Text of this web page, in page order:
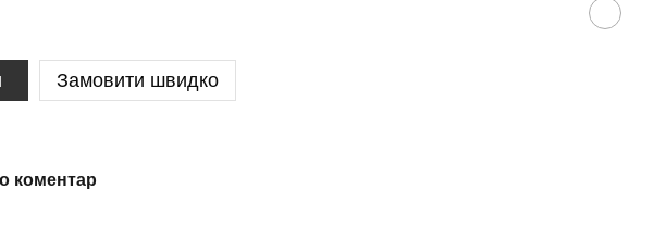
Замовити швидко
коментар